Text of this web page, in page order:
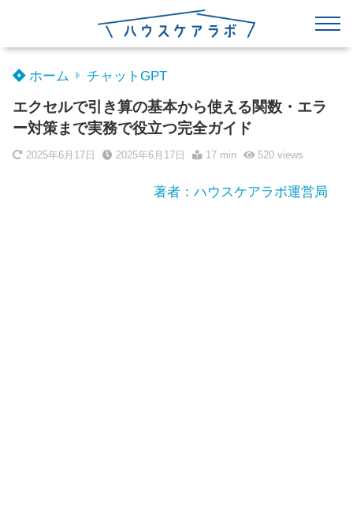
ホーム チャットGPT
エクセルで引き算の基本から使える関数・エラ
ー対策まで実務で役立つ完全ガイド
2025年6月17日 2025年6月17日 17 min 520views
著者：ハウスケアラボ運営局